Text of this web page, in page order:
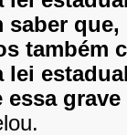
saber que,
também
lei
essa grave